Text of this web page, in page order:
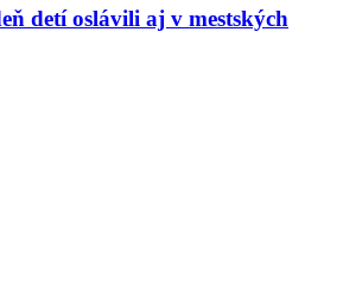
detí oslávili aj v mestských